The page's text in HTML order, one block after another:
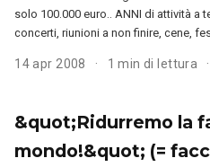
solo 100.000 euro.. ANNI di attività a
concerti, riunioni a non finire, cene,
14 apr 2008 1 min di lettura
&quot;Ridurremo la
mondo!&quot; (=